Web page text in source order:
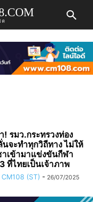
ด
รมว.กระทรวงท่อง
นจะทำทุกวิถีทาง ไม่ให้
เข้ามาแข่งขันกีฬา
ที่ไทยเป็นเจ้าภาพ
(ST) - 26/07/2025